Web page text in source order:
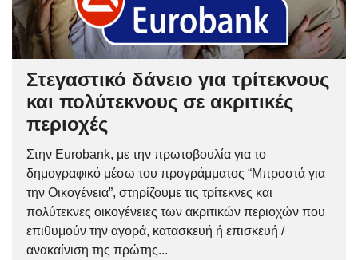
Στεγαστικό δάνειο για τρίτεκνους
και πολύτεκνους σε ακριτικές
περιοχές
Στην Eurobank, με την πρωτοβουλία για το
δημογραφικό μέσω του προγράμματος “Μπροστά για
την Οικογένεια”, στηρίζουμε τις τρίτεκνες και
πολύτεκνες οικογένειες των ακριτικών περιοχών που
επιθυμούν την αγορά, κατασκευή ή επισκευή /
ανακαίνιση της πρώτης...